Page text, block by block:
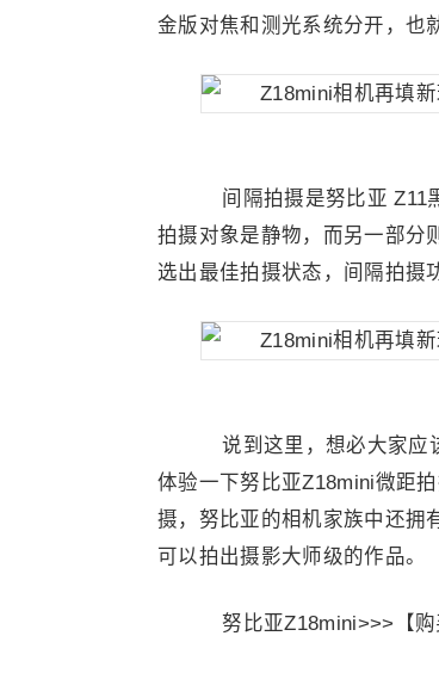
金版对焦和测光系统分开，也
间隔拍摄是努比亚 Z11
拍摄对象是静物，而另一部分
选出最佳拍摄状态，间隔拍摄
说到这里，想必大家应
体验一下努比亚Z18mini微距
摄，努比亚的相机家族中还拥
可以拍出摄影大师级的作品。
努比亚Z18mini>>>【购